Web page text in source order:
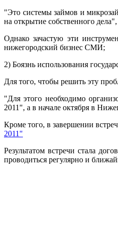
"Это системы займов и
на открытие собственного
Однако зачастую эти
нижегородский бизнес СМИ;
2) Боязнь использования
Для того, чтобы решить эту
"Для этого необходимо
2011", а в начале октября в
Кроме того, в завершении
2011"
Результатом встречи стала
проводиться регулярно и